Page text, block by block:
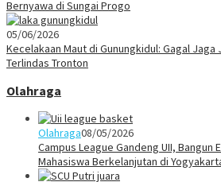
Bernyawa di Sungai Progo
05/06/2026
Kecelakaan Maut di Gunungkidul: Gagal Jaga
Terlindas Tronton
Olahraga
Olahraga08/05/2026
Campus League Gandeng UII, Bangun
Mahasiswa Berkelanjutan di